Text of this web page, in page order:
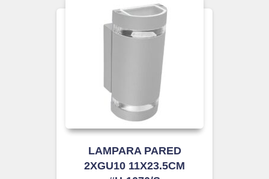
LAMPARA PARED
2XGU10 11X23.5CM